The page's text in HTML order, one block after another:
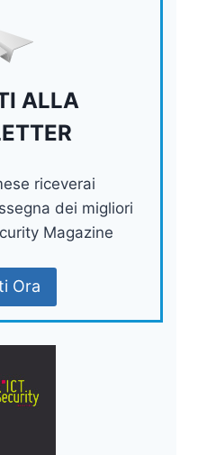
ALLA
riceverai
dei migliori
Magazine
Ora